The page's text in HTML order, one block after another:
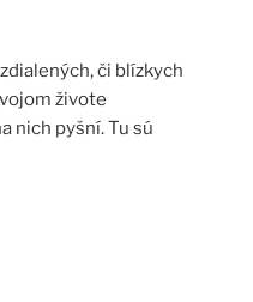
či blízkych
živote
nich pyšní. Tu sú